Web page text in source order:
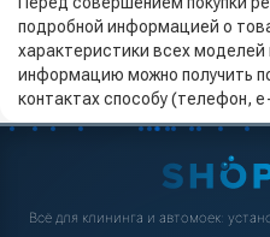
подробной информацией о
характеристики всех
информацию можно получить
контактах способу (телефон,
Всё для клининга и автомоек: